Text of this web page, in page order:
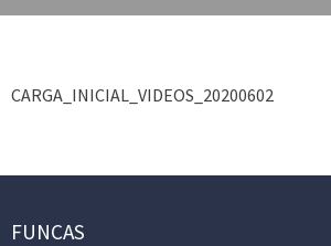
CARGA_INICIAL_VIDEOS_20200602
FUNCAS